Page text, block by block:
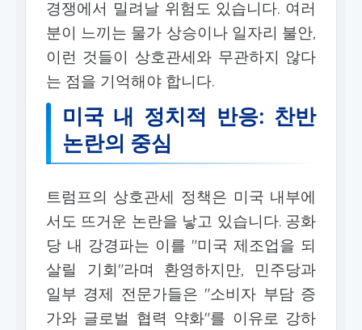
경쟁에서 밀려날 위험도 있습니다. 여러
분이 느끼는 물가 상승이나 일자리 불안,
이런 것들이 상호관세와 무관하지 않다
는 점을 기억해야 합니다.
미국 내 정치적 반응: 찬반
논란의 중심
트럼프의 상호관세 정책은 미국 내부에
서도 뜨거운 논란을 낳고 있습니다. 공화
당 내 강경파는 이를 "미국 제조업을 되
살릴 기회"라며 환영하지만, 민주당과
일부 경제 전문가들은 "소비자 부담 증
가와 글로벌 협력 약화"를 이유로 강하